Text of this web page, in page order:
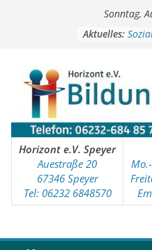
Sonntag,
Aktuelles:
Horizont e.V. Speyer
Auestraße 20
67346 Speyer
Tel: 06232 6848570